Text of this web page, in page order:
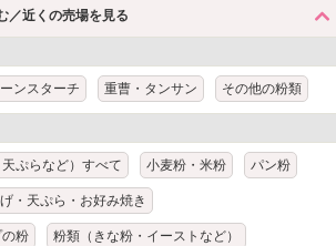
／近くの売場を見る
ンスターチ 重曹・タンサン その他の粉類
ぷらなど）すべて 小麦粉・米粉 パン粉
・天ぷら・お好み焼き
粉 粉類（きな粉・イーストなど）